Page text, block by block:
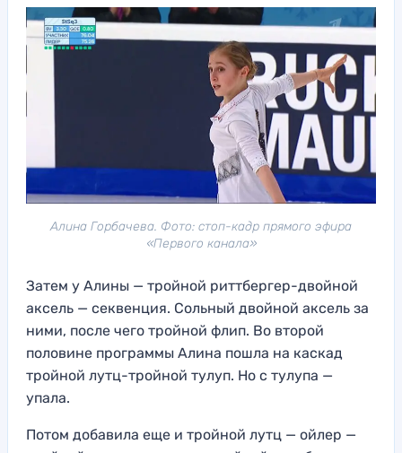
Алина Горбачева. Фото: стоп-кадр прямого эфира
«Первого канала»
Затем у Алины — тройной риттбергер-двойной
аксель — секвенция. Сольный двойной аксель за
ними, после чего тройной флип. Во второй
половине программы Алина пошла на каскад
тройной лутц-тройной тулуп. Но с тулупа —
упала.
Потом добавила еще и тройной лутц — ойлер —